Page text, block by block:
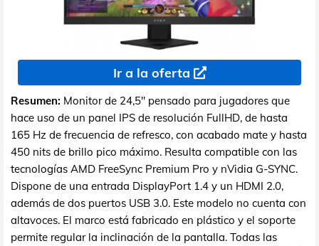
Ir a la oferta
Resumen: Monitor de 24,5" pensado para jugadores que
hace uso de un panel IPS de resolución FullHD, de hasta
165 Hz de frecuencia de refresco, con acabado mate y hasta
450 nits de brillo pico máximo. Resulta compatible con las
tecnologías AMD FreeSync Premium Pro y nVidia G-SYNC.
Dispone de una entrada DisplayPort 1.4 y un HDMI 2.0,
además de dos puertos USB 3.0. Este modelo no cuenta con
altavoces. El marco está fabricado en plástico y el soporte
permite regular la inclinación de la pantalla. Todas las